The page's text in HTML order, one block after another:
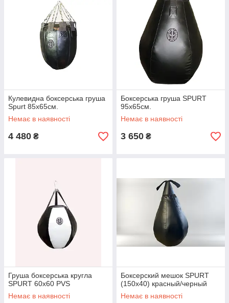
Кулевидна боксерська груша
Spurt 85х65см.
Немає в наявності
4 480 ₴
Боксерська груша SPURT
95х65см.
Немає в наявності
3 650 ₴
Груша боксерська кругла
SPURT 60х60 PVS
Немає в наявності
Боксерский мешок SPURT
(150х40) красный/черный
Немає в наявності